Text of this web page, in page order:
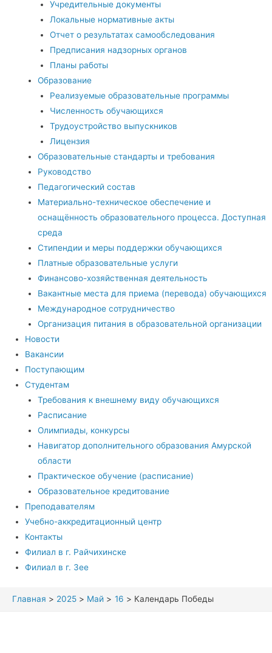
Учредительные документы
Локальные нормативные акты
Отчет о результатах самообследования
Предписания надзорных органов
Планы работы
Образование
Реализуемые образовательные программы
Численность обучающихся
Трудоустройство выпускников
Лицензия
Образовательные стандарты и требования
Руководство
Педагогический состав
Материально-техническое обеспечение и
оснащённость образовательного процесса. Доступная
среда
Стипендии и меры поддержки обучающихся
Платные образовательные услуги
Финансово-хозяйственная деятельность
Вакантные места для приема (перевода) обучающихся
Международное сотрудничество
Организация питания в образовательной организации
Новости
Вакансии
Поступающим
Студентам
Требования к внешнему виду обучающихся
Расписание
Олимпиады, конкурсы
Навигатор дополнительного образования Амурской
области
Практическое обучение (расписание)
Образовательное кредитование
Преподавателям
Учебно-аккредитационный центр
Контакты
Филиал в г. Райчихинске
Филиал в г. Зее
Главная 2025 Май 16 Календарь Победы